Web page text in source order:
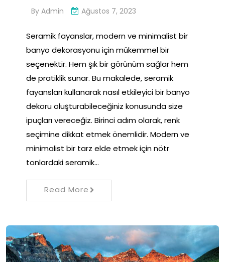
By Admin Ağustos 7, 2023
Seramik fayanslar, modern ve minimalist bir
banyo dekorasyonu için mükemmel bir
seçenektir. Hem şık bir görünüm sağlar hem
de pratiklik sunar. Bu makalede, seramik
fayansları kullanarak nasıl etkileyici bir banyo
dekoru oluşturabileceğiniz konusunda size
ipuçları vereceğiz. Birinci adım olarak, renk
seçimine dikkat etmek önemlidir. Modern ve
minimalist bir tarz elde etmek için nötr
tonlardaki seramik…
Read More